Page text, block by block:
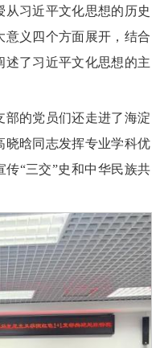
习近平文化思想的历史
义四个方面展开，结合
述了习近平文化思想的主
部的党员们还走进了海淀
晓晗同志发挥专业学科优
传“三交”史和中华民族共